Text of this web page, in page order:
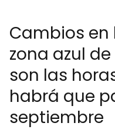
Cambios en
zona azul
son las
habrá que
septiembre